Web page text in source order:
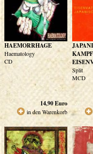
HAEMORRHAGE
Haematology
CD
14,90Euro
in den Warenkorb
Split
MCD